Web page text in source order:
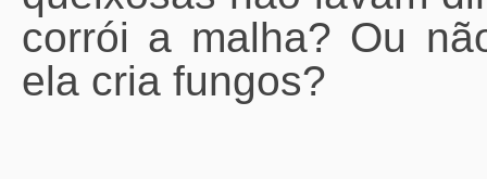
corrói a malha? Ou
ela cria fungos?